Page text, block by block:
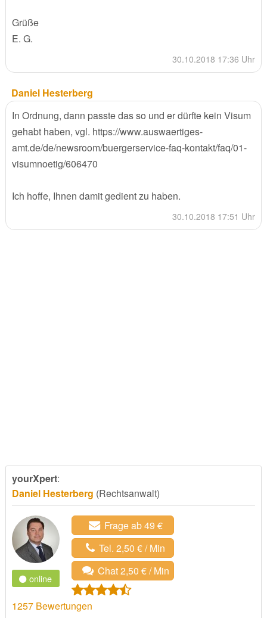
Grüße
E. G.
30.10.2018 17:36 Uhr
Daniel Hesterberg
In Ordnung, dann passte das so und er dürfte kein Visum
gehabt haben, vgl. https://www.auswaertiges-
amt.de/de/newsroom/buergerservice-faq-kontakt/faq/01-
visumnoetig/606470
Ich hoffe, Ihnen damit gedient zu haben.
30.10.2018 17:51 Uhr
yourXpert:
Daniel Hesterberg (Rechtsanwalt)
online
Frage ab 49 €
Tel. 2,50 € / Min
Chat 2,50 € / Min
1257Bewertungen